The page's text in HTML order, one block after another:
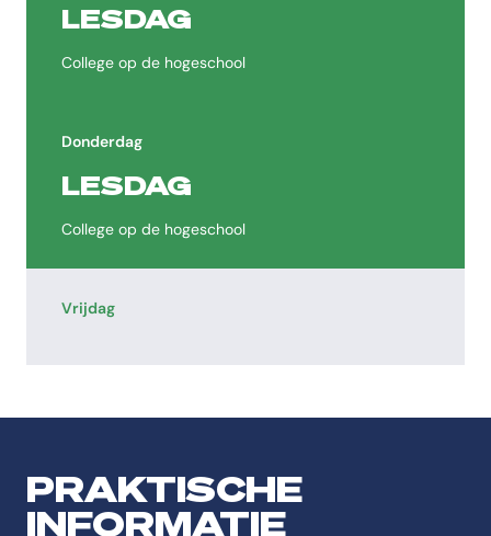
LESDAG
College op de hogeschool
Donderdag
LESDAG
College op de hogeschool
Vrijdag
PRAKTISCHE
INFORMATIE